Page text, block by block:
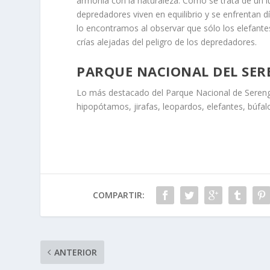
depredadores viven en equilibrio y se enfrentan
lo encontramos al observar que sólo los
crías alejadas del peligro de los depredadores.
PARQUE NACIONAL DEL
Lo más destacado del Parque Nacional de
hipopótamos, jirafas, leopardos, elefantes,
COMPARTIR:
ANTERIOR